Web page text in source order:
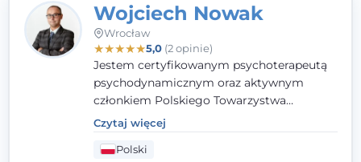
Wojciech Nowak
Wrocław
★★★★★5,0(2 opinie)
Jestem certyfikowanym psychoterapeutą
psychodynamicznym oraz aktywnym
członkiem Polskiego Towarzystwa
Psychoterapii Psychodynamicznej
mojej pracy zawodowej kładę duży nacisk
na uważne słuchanie Pacjenta. Interesuje
Czytaj więcej
Polski